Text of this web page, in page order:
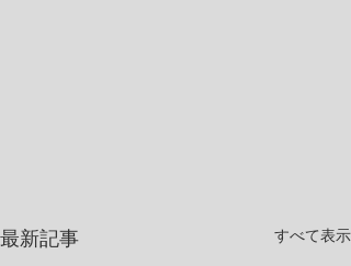
最新記事 すべて表示